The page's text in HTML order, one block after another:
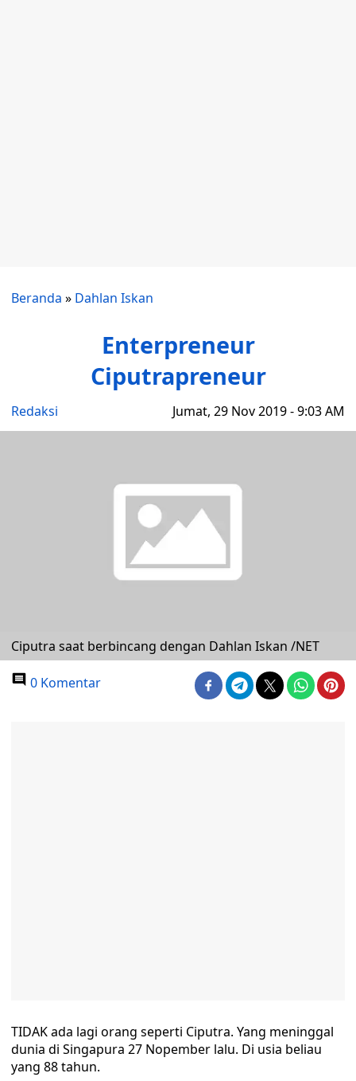
Beranda » Dahlan Iskan
Enterpreneur
Ciputrapreneur
Redaksi Jumat, 29 Nov 2019 - 9:03 AM
Ciputra saat berbincang dengan Dahlan Iskan /NET
0 Komentar
TIDAK ada lagi orang seperti Ciputra. Yang meninggal
dunia di Singapura 27 Nopember lalu. Di usia beliau
yang 88 tahun.